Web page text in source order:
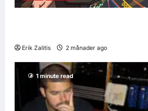
Erik Zalitis 2 månader ago
1 minute read